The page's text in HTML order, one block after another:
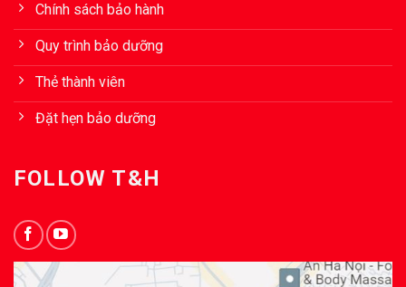
Chính sách bảo hành
Quy trình bảo dưỡng
Thẻ thành viên
Đặt hẹn bảo dưỡng
FOLLOW T&H